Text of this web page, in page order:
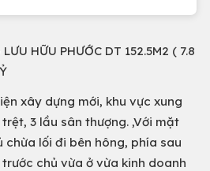
HỮU PHƯỚC DT 152.5M2 ( 7.8
xây dựng mới, khu vực xung
3 lầu sân thượng. ,Với mặt
chừa lối đi bên hông, phía sau
chủ vừa ở vừa kinh doanh